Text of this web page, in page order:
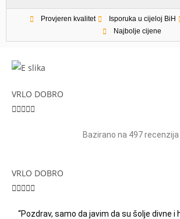
Provjeren kvalitet Isporuka u cijeloj BiH
Najbolje cijene
VRLO DOBRO

Bazirano na 497 recenzija
VRLO DOBRO

“Pozdrav, samo da javim da su šolje divne i